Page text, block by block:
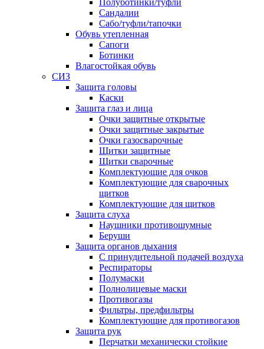
Полуботинки/туфли
Сандалии
Сабо/туфли/тапочки
Обувь утепленная
Сапоги
Ботинки
Влагостойкая обувь
СИЗ
Защита головы
Каски
Защита глаз и лица
Очки защитные открытые
Очки защитные закрытые
Очки газосварочные
Щитки защитные
Щитки сварочные
Комплектующие для очков
Комплектующие для сварочных
щитков
Комплектующие для щитков
Защита слуха
Наушники противошумные
Беруши
Защита органов дыхания
С принудительной подачей воздуха
Респираторы
Полумаски
Полнолицевые маски
Противогазы
Фильтры, предфильтры
Комплектующие для противогазов
Защита рук
Перчатки механически стойкие